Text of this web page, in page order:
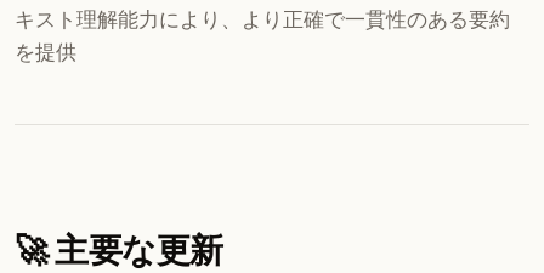
キスト理解能力により、より正確で一貫性のある要約
を提供
🚀 主要な更新